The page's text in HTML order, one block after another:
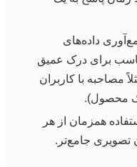
داده‌های
برای درک عمیق
مصاحبه با کاربران
محصول).
همزمان از هر
تصویری جامع‌تر.